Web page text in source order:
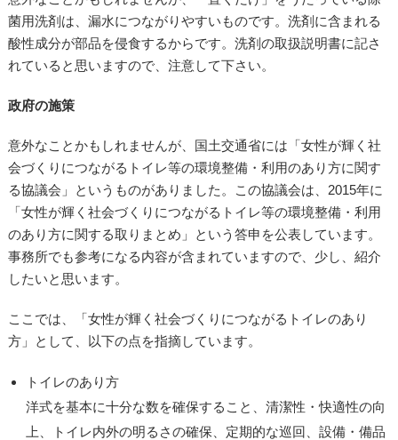
菌用洗剤は、漏水につながりやすいものです。洗剤に含まれる
酸性成分が部品を侵食するからです。洗剤の取扱説明書に記さ
れていると思いますので、注意して下さい。
政府の施策
意外なことかもしれませんが、国土交通省には「女性が輝く社
会づくりにつながるトイレ等の環境整備・利用のあり方に関す
る協議会」というものがありました。この協議会は、2015年に
「女性が輝く社会づくりにつながるトイレ等の環境整備・利用
のあり方に関する取りまとめ」という答申を公表しています。
事務所でも参考になる内容が含まれていますので、少し、紹介
したいと思います。
ここでは、「女性が輝く社会づくりにつながるトイレのあり
方」として、以下の点を指摘しています。
トイレのあり方
洋式を基本に十分な数を確保すること、清潔性・快適性の向
上、トイレ内外の明るさの確保、定期的な巡回、設備・備品